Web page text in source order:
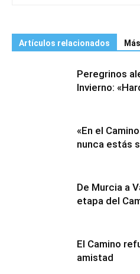
Artículos relacionados
Peregrinos
Invierno:
«En el
nunca estás
De Murcia a
etapa del
El Camino
amistad